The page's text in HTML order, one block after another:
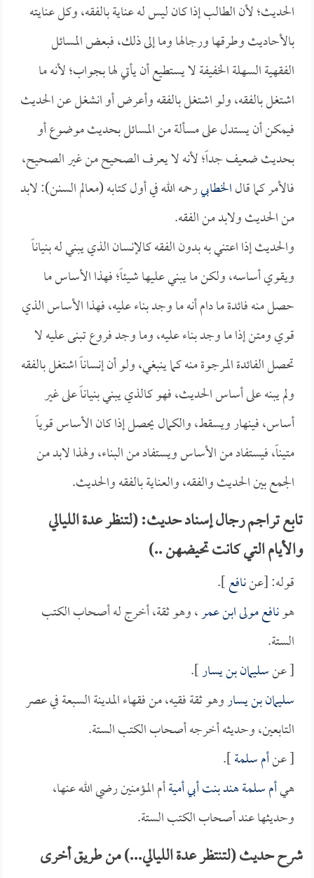
الحديث؛ لأن الطالب إذا كان ليس له عناية بالفقه، وكل عنايته
بالأحاديث وطرقها ورجالها وما إلى ذلك، فبعض المسائل
الفقهية السهلة الخفيفة لا يستطيع أن يأتي لها بجواب؛ لأنه ما
اشتغل بالفقه، ولو اشتغل بالفقه وأعرض أو انشغل عن الحديث
فيمكن أن يستدل على مسألة من المسائل بحديث موضوع أو
بحديث ضعيف جداً؛ لأنه لا يعرف الصحيح من غير الصحيح،
فالأمر كما قالالخطابيرحمه الله في أول كتابه (معالم السنن): لابد
من الحديث ولابد من الفقه.
والحديث إذا اعتني به بدون الفقه كالإنسان الذي يبني له بنياناً
ويقوي أساسه، ولكن ما يبني عليها شيئاً؛ فهذا الأساس ما
حصل منه فائدة ما دام أنه ما وجد بناء عليه، فهذا الأساس الذي
قوي ومتن إذا ما وجد بناء عليه، وما وجد فروع تبنى عليه لا
تحصل الفائدة المرجوة منه كما ينبغي، ولو أن إنساناً اشتغل بالفقه
ولم يبنه على أساس الحديث، فهو كالذي يبني بنياناً على غير
أساس، فينهار ويسقط، والكمال يحصل إذا كان الأساس قوياً
متيناً، فيستفاد من الأساس ويستفاد من البناء، ولهذا لابد من
الجمع بين الحديث والفقه، والعناية بالفقه والحديث.
تابع تراجم رجال إسناد حديث: (لتنظر عدة الليالي
والأيام التي كانت تحيضهن ..)
قوله: [عننافع].
هونافع مولى ابن عمر، وهو ثقة، أخرج له أصحاب الكتب
الستة.
[ عنسليمان بن يسار].
سليمان بن يساروهو ثقة فقيه، من فقهاء المدينة السبعة في عصر
التابعين، وحديثه أخرجه أصحاب الكتب الستة.
[ عنأم سلمة].
هيأم سلمة هند بنت أبي أميةأم المؤمنين رضي الله عنها،
وحديثها عند أصحاب الكتب الستة.
شرح حديث (لتنتظر عدة الليالي...) من طريق أخرى